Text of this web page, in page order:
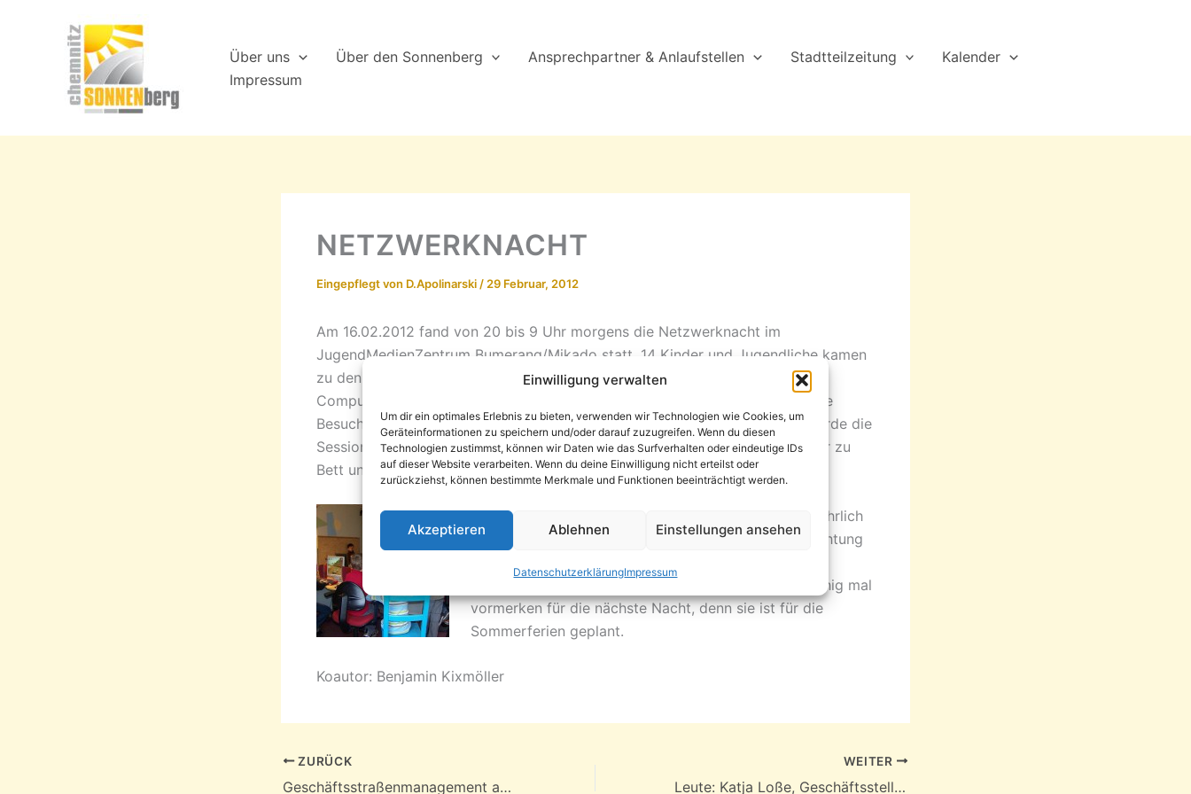
Einwilligung verwalten
Um dir ein optimales Erlebnis zu bieten, verwenden wir Technologien wie Cookies, um
Geräteinformationen zu speichern und/oder darauf zuzugreifen. Wenn du diesen
Technologien zustimmst, können wir Daten wie das Surfverhalten oder eindeutige IDs
auf dieser Website verarbeiten. Wenn du deine Einwilligung nicht erteilst oder
zurückziehst, können bestimmte Merkmale und Funktionen beeinträchtigt werden.
Akzeptieren Ablehnen Einstellungen ansehen
DatenschutzerklärungImpressum
Über uns Über den Sonnenberg Ansprechpartner & Anlaufstellen Stadtteilzeitung
Kalender
Impressum
NETZWERKNACHT
Eingepflegt von D.Apolinarski / 29 Februar, 2012
Am 16.02.2012 fand von 20 bis 9 Uhr morgens die Netzwerknacht im
JugendMedienZentrum Bumerang/Mikado statt. 14 Kinder und Jugendliche kamen
zu den beiden Betreuern Simone und Karsten und haben bei Brett- und
Computerspielen den Abend und die Nacht durchgespielt. Abends waren alle
Besucher noch beim gemeinsamen Kochen zusammen und früh morgens wurde die
Session mit einem Frühstück beendet. Die jüngeren Kids gingen um 0.00 Uhr zu
Bett und die älteren haben die Nacht zum Tag gemacht.
Diese interessante und spaßige Sache findet 3 mal jährlich
in den großen Ferien am Sonnenberg statt. Die Einrichtung
zusammen, die bei diesem Event mitmachen. Also ruhig mal
vormerken für die nächste Nacht, denn sie ist für die
Sommerferien geplant.
Koautor: Benjamin Kixmöller
ZURÜCK
Geschäftsstraßenmanagement auf dem Sonnenberg – Veranstaltung am 20.03.2012
WEITER
Leute: Katja Loße, Geschäftsstellenleiterin der GGG